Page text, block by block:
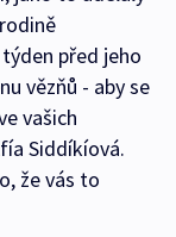
před jeho
vězňů - aby se
vašich
Siddíkíová.
že vás to